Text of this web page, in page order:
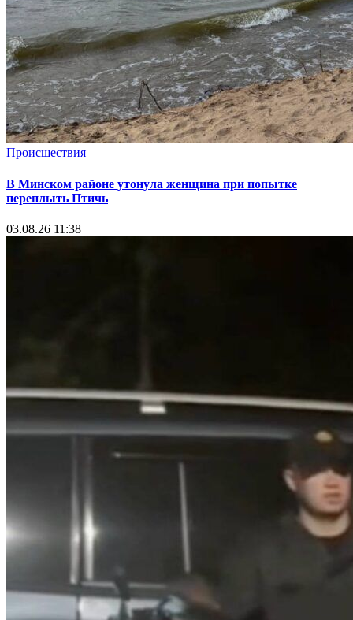
Происшествия
В Минском районе утонула женщина при попытке
переплыть Птичь
03.08.26 11:38